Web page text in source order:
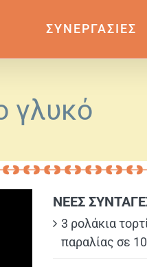
ΣΥΝΕΡΓΑΣΙΕΣ
γλυκό
ΝΕΕΣ
3 ρολάκια
παραλίας σε